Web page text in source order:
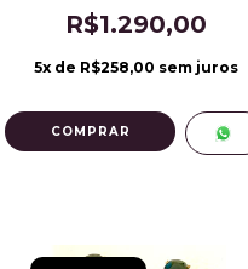
de Ródio
R$1.290,00
5x de R$258,00 sem juros